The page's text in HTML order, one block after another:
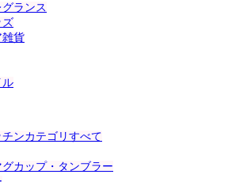
ランス
ズ
雑貨
ル
ンカテゴリすべて
カップ・タンブラー